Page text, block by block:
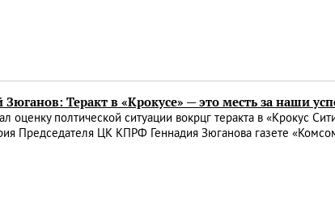
Зюганов: Теракт в «Крокусе» — это месть за наши
оценку полтической ситуации вокрцг теракта в «Крокус
Председателя ЦК КПРФ Геннадия Зюганова газете